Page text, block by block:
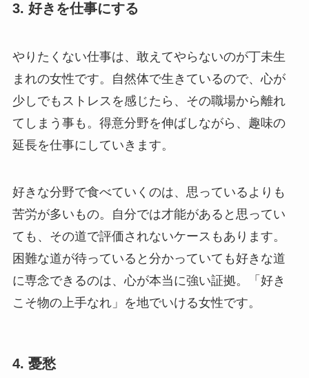
3. 好きを仕事にする
やりたくない仕事は、敢えてやらないのが丁未生
まれの女性です。自然体で生きているので、心が
少しでもストレスを感じたら、その職場から離れ
てしまう事も。得意分野を伸ばしながら、趣味の
延長を仕事にしていきます。
好きな分野で食べていくのは、思っているよりも
苦労が多いもの。自分では才能があると思ってい
ても、その道で評価されないケースもあります。
困難な道が待っていると分かっていても好きな道
に専念できるのは、心が本当に強い証拠。「好き
こそ物の上手なれ」を地でいける女性です。
4. 憂愁